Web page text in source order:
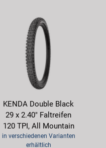
KENDA Double Black
29 x 2.40" Faltreifen
120 TPI, All Mountain
in verschiedenen Varianten
erhältlich